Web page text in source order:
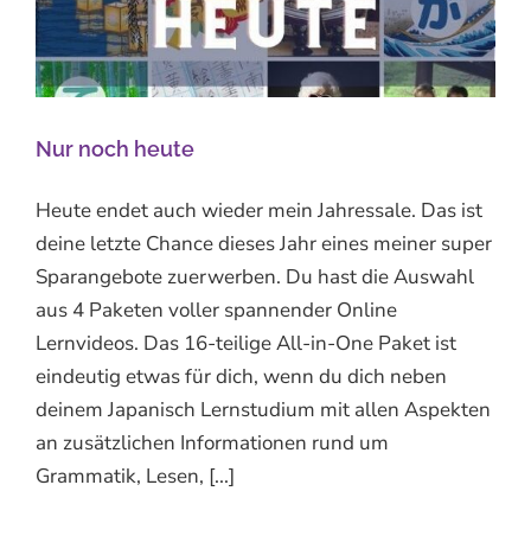
Nur noch heute
Heute endet auch wieder mein Jahressale. Das ist
deine letzte Chance dieses Jahr eines meiner super
Sparangebote zuerwerben. Du hast die Auswahl
aus 4 Paketen voller spannender Online
Lernvideos. Das 16-teilige All-in-One Paket ist
eindeutig etwas für dich, wenn du dich neben
deinem Japanisch Lernstudium mit allen Aspekten
an zusätzlichen Informationen rund um
Grammatik, Lesen, [...]